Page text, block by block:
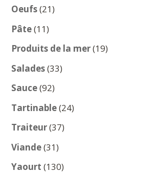
Oeufs 2121
Pâte 1111
produits
Produits de la mer 1919
Salades 3333
Sauce 9292
produits
Tartinable 2424
Traiteur 3737
Viande 3131
produits
Yaourt 130130